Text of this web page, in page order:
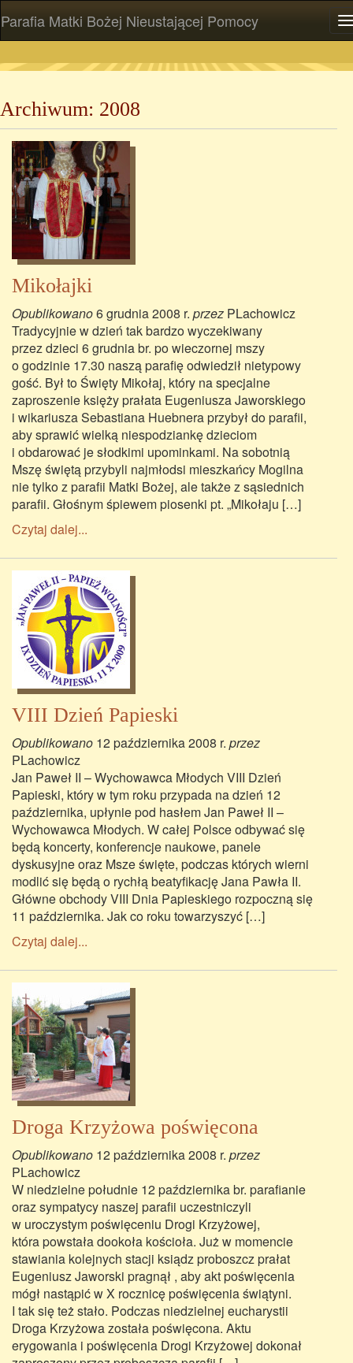
Parafia Matki Bożej Nieustającej Pomocy
Archiwum: 2008
Mikołajki
Opublikowano6 grudnia 2008 r. przez PLachowicz
Tradycyjnie w dzień tak bardzo wyczekiwany
przez dzieci 6 grudnia br. po wieczornej mszy
o godzinie 17.30 naszą parafię odwiedził nietypowy
gość. Był to Święty Mikołaj, który na specjalne
zaproszenie księży prałata Eugeniusza Jaworskiego
i wikariusza Sebastiana Huebnera przybył do parafii,
aby sprawić wielką niespodziankę dzieciom
i obdarować je słodkimi upominkami. Na sobotnią
Mszę świętą przybyli najmłodsi mieszkańcy Mogilna
nie tylko z parafii Matki Bożej, ale także z sąsiednich
parafii. Głośnym śpiewem piosenki pt. „Mikołaju […]
Czytaj dalej...
VIII Dzień Papieski
Opublikowano 12 października 2008 r. przez
PLachowicz
Jan Paweł II – Wychowawca Młodych VIII Dzień
Papieski, który w tym roku przypada na dzień 12
października, upłynie pod hasłem Jan Paweł II –
Wychowawca Młodych. W całej Polsce odbywać się
będą koncerty, konferencje naukowe, panele
dyskusyjne oraz Msze święte, podczas których wierni
modlić się będą o rychłą beatyfikację Jana Pawła II.
Główne obchody VIII Dnia Papieskiego rozpoczną się
11 października. Jak co roku towarzyszyć […]
Czytaj dalej...
Droga Krzyżowa poświęcona
Opublikowano 12 października 2008 r. przez
PLachowicz
W niedzielne południe 12 października br. parafianie
oraz sympatycy naszej parafii uczestniczyli
w uroczystym poświęceniu Drogi Krzyżowej,
która powstała dookoła kościoła. Już w momencie
stawiania kolejnych stacji ksiądz proboszcz prałat
Eugeniusz Jaworski pragnął , aby akt poświęcenia
mógł nastąpić w X rocznicę poświęcenia świątyni.
I tak się też stało. Podczas niedzielnej eucharystii
Droga Krzyżowa została poświęcona. Aktu
erygowania i poświęcenia Drogi Krzyżowej dokonał